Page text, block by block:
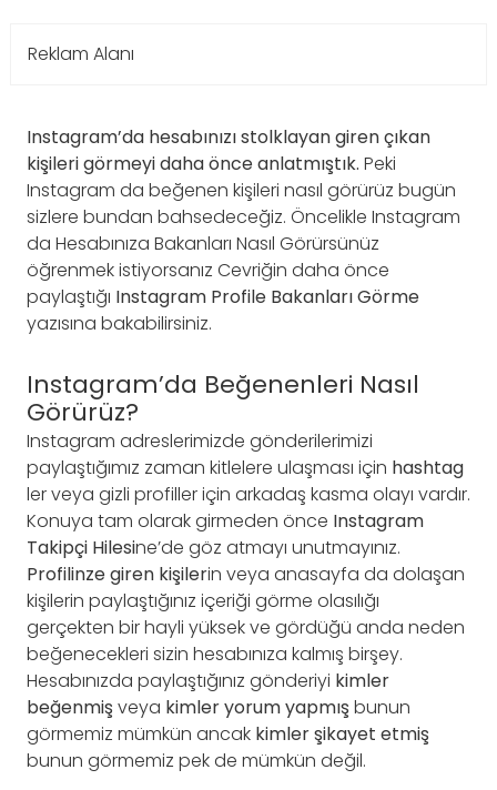
Reklam Alanı
Instagram’da hesabınızı stolklayan giren çıkan
kişileri görmeyi daha önce anlatmıştık. Peki
Instagram da beğenen kişileri nasıl görürüz bugün
sizlere bundan bahsedeceğiz. Öncelikle Instagram
da Hesabınıza Bakanları Nasıl Görürsünüz
öğrenmek istiyorsanız Cevriğin daha önce
paylaştığı Instagram Profile Bakanları Görme
yazısına bakabilirsiniz.
Instagram’da Beğenenleri Nasıl
Görürüz?
Instagram adreslerimizde gönderilerimizi
paylaştığımız zaman kitlelere ulaşması için hashtag
ler veya gizli profiller için arkadaş kasma olayı vardır.
Konuya tam olarak girmeden önce Instagram
Takipçi Hilesine’de göz atmayı unutmayınız.
Profilinze giren kişilerin veya anasayfa da dolaşan
kişilerin paylaştığınız içeriği görme olasılığı
gerçekten bir hayli yüksek ve gördüğü anda neden
beğenecekleri sizin hesabınıza kalmış birşey.
Hesabınızda paylaştığınız gönderiyi kimler
beğenmiş veya kimler yorum yapmış bunun
görmemiz mümkün ancak kimler şikayet etmiş
bunun görmemiz pek de mümkün değil.